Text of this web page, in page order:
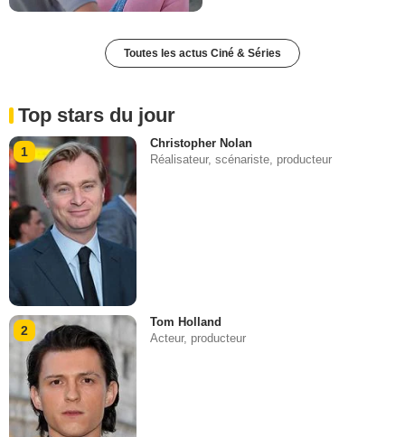
Toutes les actus Ciné & Séries
Top stars du jour
1
Christopher Nolan
Réalisateur, scénariste, producteur
2
Tom Holland
Acteur, producteur